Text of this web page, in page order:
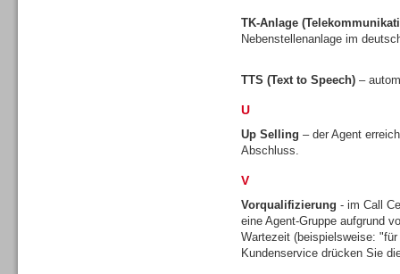
TK-Anlage
Nebenstellenanlage im
TTS (Text to Speech) –
U
Up Selling – der Agent
Abschluss.
V
Vorqualifizierung - im Call
eine Agent-Gruppe aufgrund
Wartezeit (beispielsweise:
Kundenservice drücken Sie